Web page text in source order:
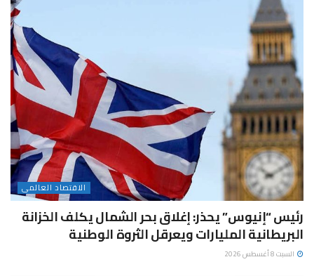
الاقتصاد العالمى
رئيس “إنيوس” يحذر: إغلاق بحر الشمال يكلف الخزانة
البريطانية المليارات ويعرقل الثروة الوطنية
السبت 8 أغسطس 2026